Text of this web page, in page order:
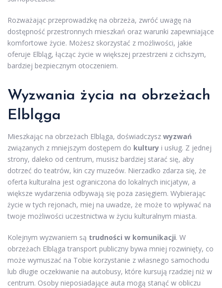
Rozważając przeprowadzkę na obrzeża, zwróć uwagę na
dostępność przestronnych mieszkań oraz warunki zapewniające
komfortowe życie. Możesz skorzystać z możliwości, jakie
oferuje Elbląg, łącząc życie w większej przestrzeni z cichszym,
bardziej bezpiecznym otoczeniem.
Wyzwania życia na obrzeżach
Elbląga
Mieszkając na obrzeżach Elbląga, doświadczysz wyzwań
związanych z mniejszym dostępem do kultury i usług. Z jednej
strony, daleko od centrum, musisz bardziej starać się, aby
dotrzeć do teatrów, kin czy muzeów. Nierzadko zdarza się, że
oferta kulturalna jest ograniczona do lokalnych inicjatyw, a
większe wydarzenia odbywają się poza zasięgiem. Wybierając
życie w tych rejonach, miej na uwadze, że może to wpływać na
twoje możliwości uczestnictwa w życiu kulturalnym miasta.
Kolejnym wyzwaniem są trudności w komunikacji. W
obrzeżach Elbląga transport publiczny bywa mniej rozwinięty, co
może wymuszać na Tobie korzystanie z własnego samochodu
lub długie oczekiwanie na autobusy, które kursują rzadziej niż w
centrum. Osoby nieposiadające auta mogą stanąć w obliczu